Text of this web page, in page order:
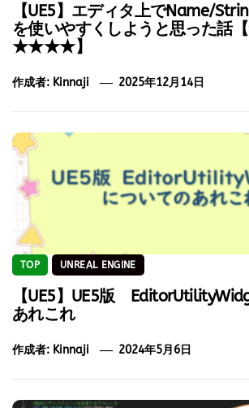
【UE5】エディタ上でName/
を使いやすくしようと思った話
★★★★】
作成者: Kinnaji 2025年12月14日
TOP UNREAL ENGINE
【UE5】UE5版
あれこれ
作成者: Kinnaji 2024年5月6日